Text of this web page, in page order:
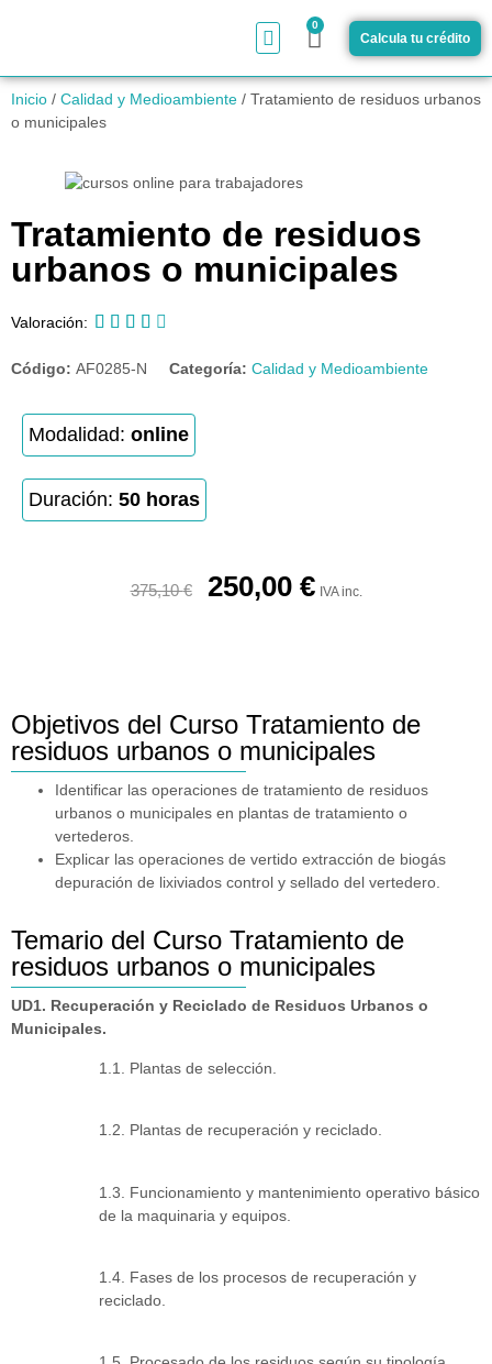
0
Calcula tu crédito
Inicio / Calidad y Medioambiente / Tratamiento de residuos urbanos
o municipales
Tratamiento de residuos
urbanos o municipales
Valoración:     
Código: AF0285-N Categoría: Calidad y Medioambiente
Modalidad: online
Duración: 50 horas
375,10€ 250,00 € IVA inc.
Objetivos del Curso Tratamiento de
residuos urbanos o municipales
Identificar las operaciones de tratamiento de residuos
urbanos o municipales en plantas de tratamiento o
vertederos.
Explicar las operaciones de vertido extracción de biogás
depuración de lixiviados control y sellado del vertedero.
Temario del Curso Tratamiento de
residuos urbanos o municipales
UD1. Recuperación y Reciclado de Residuos Urbanos o
Municipales.
1.1. Plantas de selección.
1.2. Plantas de recuperación y reciclado.
1.3. Funcionamiento y mantenimiento operativo básico
de la maquinaria y equipos.
1.4. Fases de los procesos de recuperación y
reciclado.